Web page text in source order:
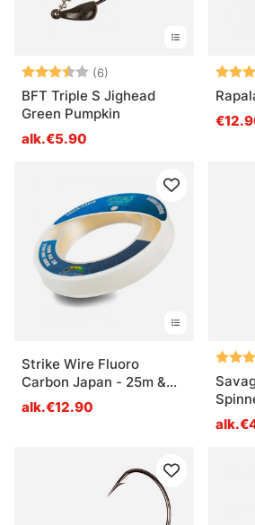
Arvio: (6)
3.8 5:sta tähdestä
BFT Triple S Jighead
Green Pumpkin
alk.€5.90
Arvio:
Strike Wire Fluoro
Carbon Japan - 25m &
50m
alk.€12.90
Arvio: